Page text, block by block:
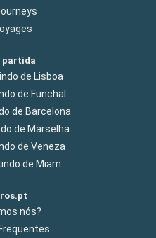
partida
de Lisboa
de Funchal
de Barcelona
de Marselha
de Veneza
de Miam
nós?